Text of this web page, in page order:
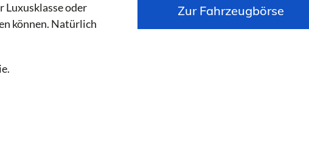
Luxusklasse oder
können. Natürlich
Zur Fahrzeugbörse